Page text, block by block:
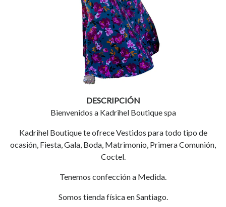
DESCRIPCIÓN
Bienvenidos a Kadrihel Boutique spa
Kadrihel Boutique te ofrece Vestidos para todo tipo de
ocasión, Fiesta, Gala, Boda, Matrimonio, Primera Comunión,
Coctel.
Tenemos confección a Medida.
Somos tienda física en Santiago.